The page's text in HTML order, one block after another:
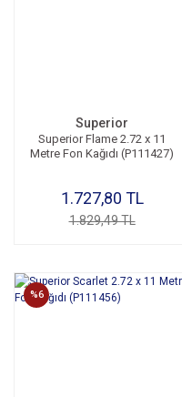
Superior
Superior Flame 2.72 x 11
Metre Fon Kağıdı (P111427)
1.727,80 TL
1.829,49 TL
%6